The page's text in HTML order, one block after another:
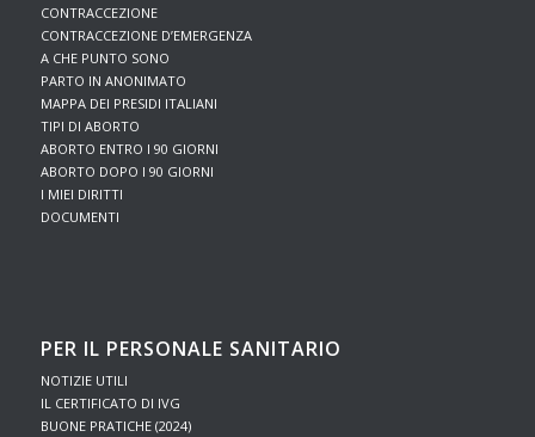
CONTRACCEZIONE
CONTRACCEZIONE D’EMERGENZA
A CHE PUNTO SONO
PARTO IN ANONIMATO
MAPPA DEI PRESIDI ITALIANI
TIPI DI ABORTO
ABORTO ENTRO I 90 GIORNI
ABORTO DOPO I 90 GIORNI
I MIEI DIRITTI
DOCUMENTI
PER IL PERSONALE SANITARIO
NOTIZIE UTILI
IL CERTIFICATO DI IVG
BUONE PRATICHE (2024)